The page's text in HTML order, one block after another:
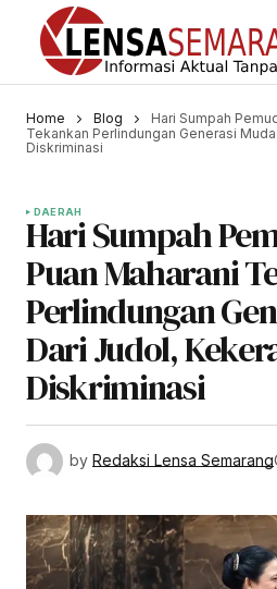
Home Blog
Hari Sumpah
Tekankan Perlindungan Generasi
Diskriminasi
DAERAH
Hari Sumpah
Puan Maharani
Perlindungan
Dari Judol,
Diskriminasi
by Redaksi Lensa Semarang